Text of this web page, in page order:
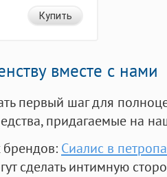
Купить
вместе с нами
первый шаг для
придагаемые на
Сиалис в
сделать интимную